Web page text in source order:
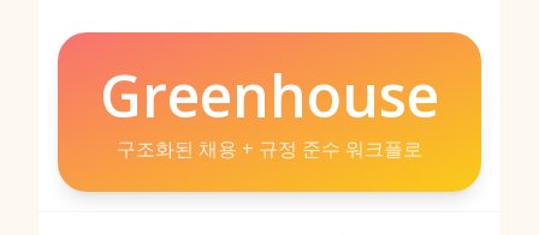
Greenhouse
구조화된 채용 + 규정 준수 워크플로